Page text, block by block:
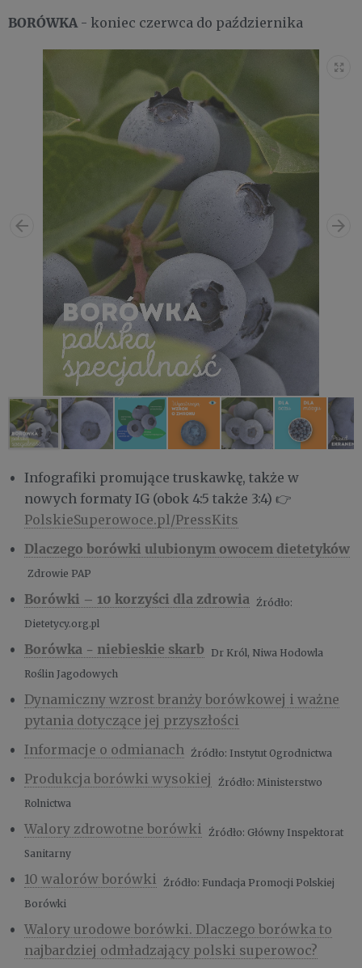
BORÓWKA- koniec czerwca do października
Infografiki promujące truskawkę, także w
nowych formaty IG (obok 4:5 także 3:4) 👉
PolskieSuperowoce.pl/PressKits
Dlaczego borówki ulubionym owocem dietetyków
Zdrowie PAP
Borówki – 10 korzyści dla zdrowia Źródło:
Dietetycy.org.pl
Borówka - niebieskie skarb
Dr Król, Niwa Hodowla
Roślin Jagodowych
Dynamiczny wzrost branży borówkowej i ważne
pytania dotyczące jej przyszłości
Informacje o odmianach Źródło: Instytut Ogrodnictwa
Produkcja borówki wysokiej
Źródło: Ministerstwo
Rolnictwa
Walory zdrowotne borówki Źródło: Główny Inspektorat
Sanitarny
10 walorów borówki Źródło: Fundacja Promocji Polskiej
Borówki
Walory urodowe borówki. Dlaczego borówka to
najbardziej odmładzający polski superowoc?